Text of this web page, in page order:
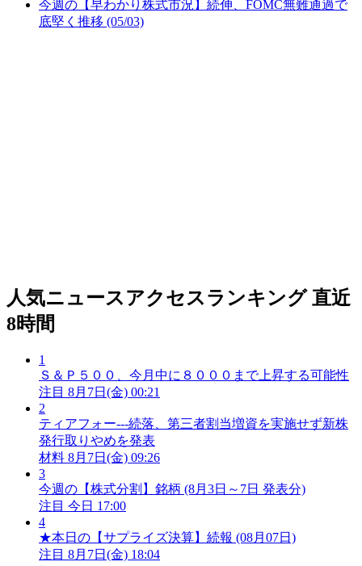
今週の【早わかり株式市況】続伸、FOMC無難通過で
底堅く推移 (05/03)
人気ニュースアクセスランキング 直近
8時間
1
Ｓ＆Ｐ５００、今月中に８０００まで上昇する可能性
注目 8月7日(金) 00:21
2
ティアフォー---続落、第三者割当増資を実施せず新株
発行取りやめを発表
材料 8月7日(金) 09:26
3
今週の【株式分割】銘柄 (8月3日～7日 発表分)
注目 今日 17:00
4
★本日の【サプライズ決算】続報 (08月07日)
注目 8月7日(金) 18:04